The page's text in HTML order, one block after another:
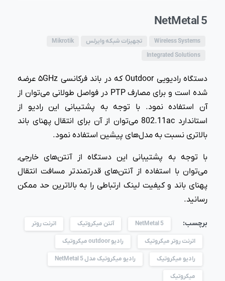
NetMetal 5
Wireless Systems تجهیزات شبکه وایرلس
Mikrotik
Integrated Solutions
دستگاه رادیویی Outdoor که در باند فرکانسی ۵GHz عرضه
شده است و برای مصارف PTP در فواصل طولانی می‌توان از
آن استفاده نمود. با توجه به پشتیبانی این رادیو از
استاندارد 802.11ac می‌توان از آن برای انتقال پهنای باند
بالاتری نسبت به مدل‌‌های پیشین استفاده نمود.
با توجه به پشتیبانی این دستگاه از آنتن‌های خارجی,
می‌توان با استفاده از آنتن‌های قدرتمندتر مسافت انتقال
پهنای باند و کیفیت لینک ارتباطی را به بالاترین حد ممکن
رسانید.
برچسب: NetMetal 5 آنتن میکروتیک اترنت روتر
اترنت روتر میکروتیک رادیو outdoor میکروتیک
رادیو میکروتیک رادیو میکروتیک مدل NetMetal 5
میکروتیک